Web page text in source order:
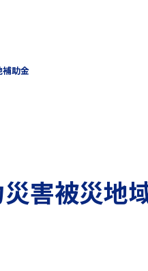
補助金
害被災地